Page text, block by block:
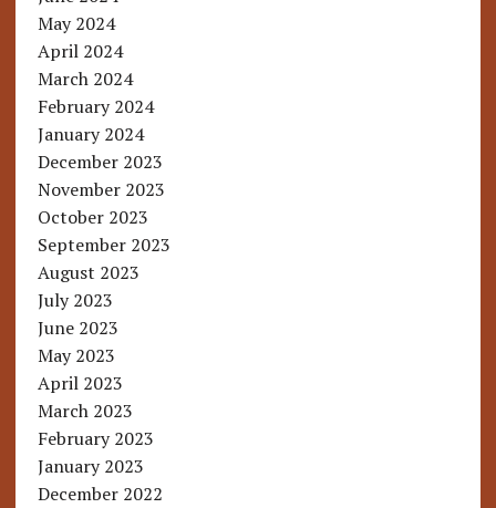
May 2024
April 2024
March 2024
February 2024
January 2024
December 2023
November 2023
October 2023
September 2023
August 2023
July 2023
June 2023
May 2023
April 2023
March 2023
February 2023
January 2023
December 2022